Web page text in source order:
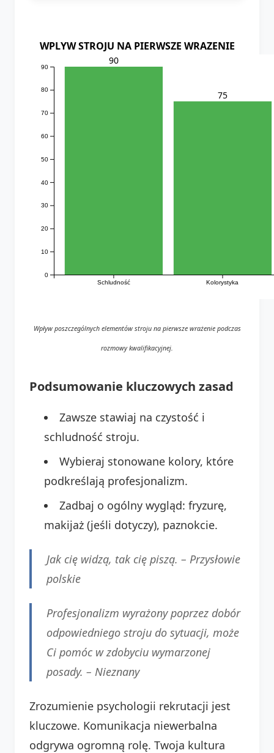
WPLYW STROJU NA PIERWSZE WRAZENIE
Schludność Kolorystyka
0
10
20
30
40
50
60
70
80
90
90
75
Wpływ poszczególnych elementów stroju na pierwsze wrażenie podczas
rozmowy kwalifikacyjnej.
Podsumowanie kluczowych zasad
Zawsze stawiaj na czystość i
schludność stroju.
Wybieraj stonowane kolory, które
podkreślają profesjonalizm.
Zadbaj o ogólny wygląd: fryzurę,
makijaż (jeśli dotyczy), paznokcie.
Jak cię widzą, tak cię piszą. – Przysłowie
polskie
Profesjonalizm wyrażony poprzez dobór
odpowiedniego stroju do sytuacji, może
Ci pomóc w zdobyciu wymarzonej
posady. – Nieznany
Zrozumienie psychologii rekrutacji jest
kluczowe. Komunikacja niewerbalna
odgrywa ogromną rolę. Twoja kultura